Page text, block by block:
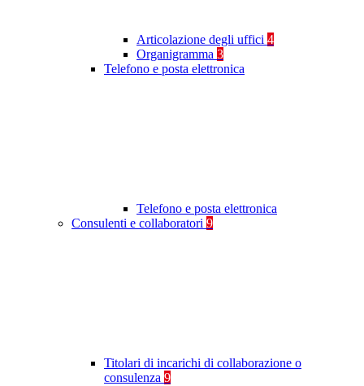
Articolazione degli uffici 4
Organigramma 3
Telefono e posta elettronica
Telefono e posta elettronica
Consulenti e collaboratori 9
Titolari di incarichi di collaborazione o
consulenza 9